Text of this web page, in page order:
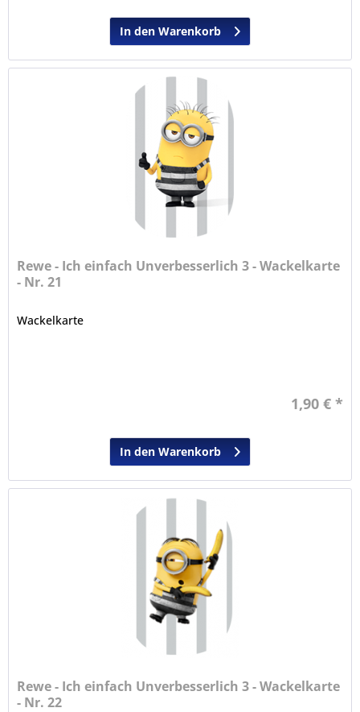
In den Warenkorb
Rewe - Ich einfach Unverbesserlich 3 - Wackelkarte
- Nr. 21
Wackelkarte
1,90 € *
In den Warenkorb
Rewe - Ich einfach Unverbesserlich 3 - Wackelkarte
- Nr. 22